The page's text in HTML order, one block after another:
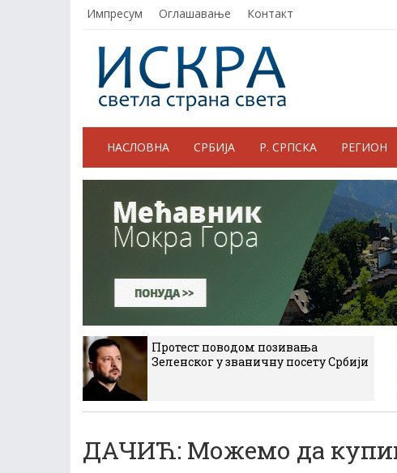
Импресум Оглашавање Контакт
НАСЛОВНА СРБИЈА Р. СРПСКА РЕГИОН
Протест поводом позивања
Зеленског у званичну посету Србији
ДАЧИЋ: Можемо да